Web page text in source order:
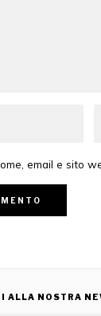
email e sito
ALLA NOSTRA